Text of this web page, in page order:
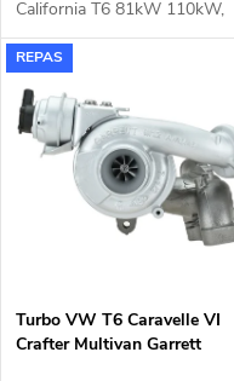
k
t
ů
k
t
ů
California T6 81kW 110kW,
Caravelle T6 81kW 110kW,
Transporter T6 81kW 110kW
REPAS
Turbo VW T6 Caravelle VI
Crafter Multivan Garrett